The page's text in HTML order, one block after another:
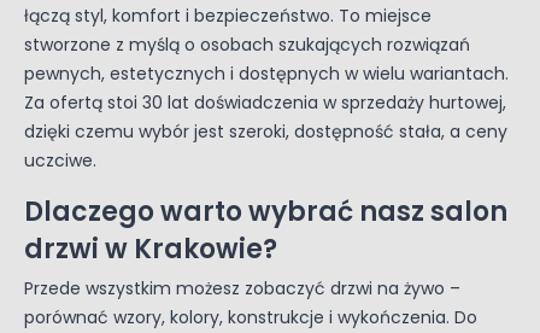
łączą styl, komfort i bezpieczeństwo. To miejsce
stworzone z myślą o osobach szukających rozwiązań
pewnych, estetycznych i dostępnych w wielu wariantach.
Za ofertą stoi 30 lat doświadczenia w sprzedaży hurtowej,
dzięki czemu wybór jest szeroki, dostępność stała, a ceny
uczciwe.
Dlaczego warto wybrać nasz salon
drzwi w Krakowie?
Przede wszystkim możesz zobaczyć drzwi na żywo –
porównać wzory, kolory, konstrukcje i wykończenia. Do